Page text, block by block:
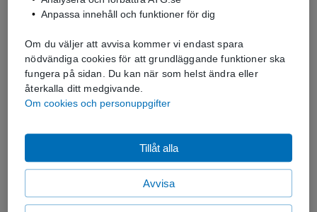
Anpassa innehåll och funktioner för dig
Om du väljer att avvisa kommer vi endast spara
nödvändiga cookies för att grundläggande funktioner ska
fungera på sidan. Du kan när som helst ändra eller
återkalla ditt medgivande.
Om cookies och personuppgifter
Avvisa
Tillåt alla